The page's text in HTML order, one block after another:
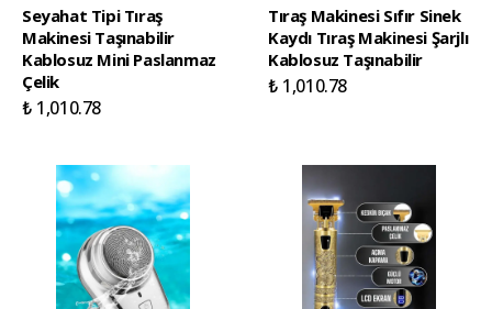
Seyahat Tipi Tıraş
Makinesi Taşınabilir
Kablosuz Mini Paslanmaz
Çelik
₺ 1,010.78
Tıraş Makinesi Sıfır Sinek
Kaydı Tıraş Makinesi Şarjlı
Kablosuz Taşınabilir
₺ 1,010.78